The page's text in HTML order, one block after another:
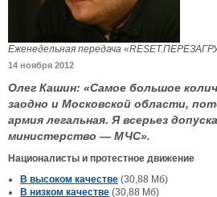
Еженедельная передача
14 ноября 2012
Олег Кашин: «Самое большое
заодно и Московской области,
армия легальная. Я всерьез
министерство — МЧС».
Националисты и протестное движение
В высоком качестве (30,88 Мб)
В низком качестве (30,88 Мб)